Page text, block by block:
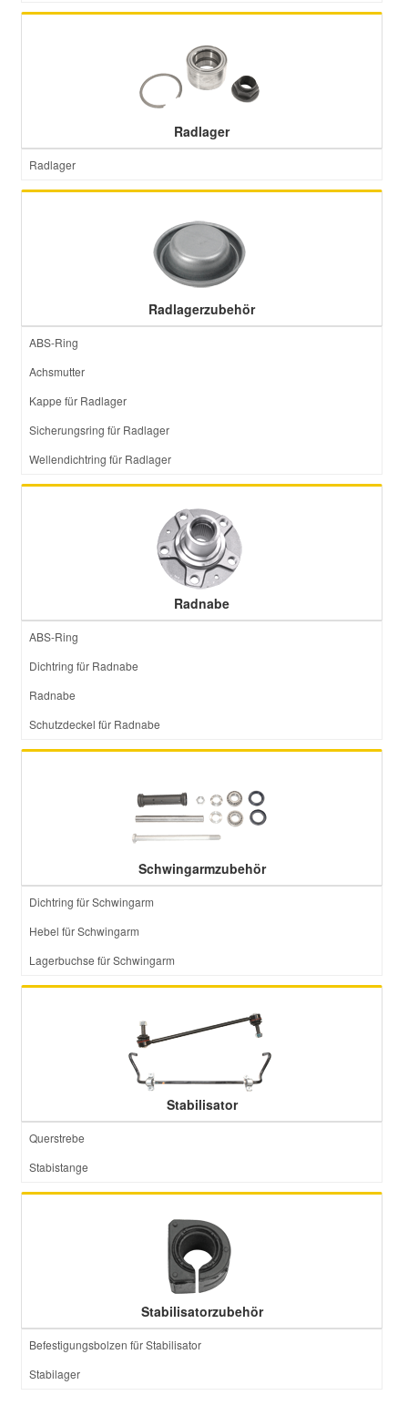
Radlager
Radlager
Radlagerzubehör
ABS-Ring
Achsmutter
Kappe für Radlager
Sicherungsring für Radlager
Wellendichtring für Radlager
Radnabe
ABS-Ring
Dichtring für Radnabe
Radnabe
Schutzdeckel für Radnabe
Schwingarmzubehör
Dichtring für Schwingarm
Hebel für Schwingarm
Lagerbuchse für Schwingarm
Stabilisator
Querstrebe
Stabistange
Stabilisatorzubehör
Befestigungsbolzen für Stabilisator
Stabilager